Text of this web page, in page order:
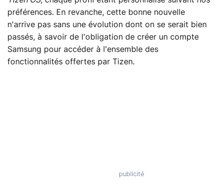
préférences. En revanche, cette bonne nouvelle
n'arrive pas sans une évolution dont on se serait bien
passés, à savoir de l'obligation de créer un compte
Samsung pour accéder à l'ensemble des
fonctionnalités offertes par Tizen.